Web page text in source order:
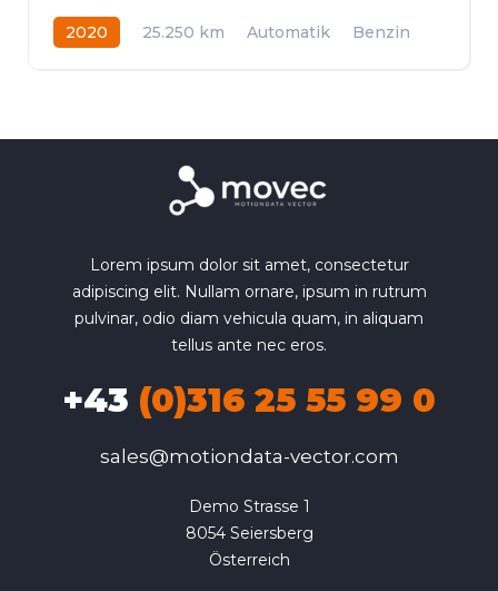
2020 25.250 km Automatik
Benzin
Lorem ipsum dolor sit amet, consectetur
adipiscing elit. Nullam ornare, ipsum in rutrum
pulvinar, odio diam vehicula quam, in aliquam
tellus ante nec eros.
+43 (0)316 25 55 99 0
sales@motiondata-vector.com
Demo Strasse 1
8054 Seiersberg
Österreich